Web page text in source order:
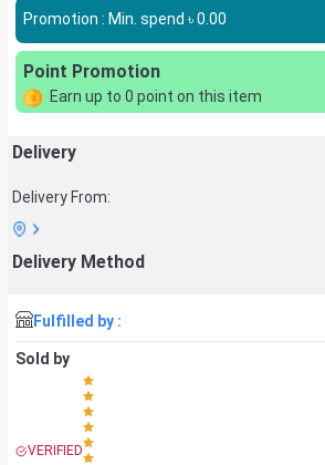
Promotion : Min. spend ৳0.00
Point Promotion
Earn up to 0 point on this item
Delivery
Delivery From:
Delivery Method
Fulfilled by :
Sold by
VERIFIED